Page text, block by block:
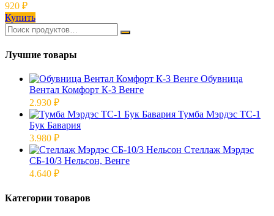
920 ₽
Купить
Лучшие товары
Обувница
Вентал Комфорт К-3 Венге
2.930 ₽
Тумба Мэрдэс ТС-1
Бук Бавария
3.980 ₽
Стеллаж Мэрдэс
СБ-10/3 Нельсон, Венге
4.640 ₽
Категории товаров